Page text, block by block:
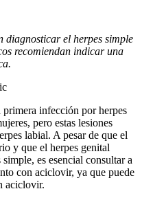
diagnosticar el herpes simple
recomiendan indicar una
primera infección por herpes
pero estas lesiones
labial. A pesar de que el
y que el herpes genital
es esencial consultar a
con aciclovir, ya que puede
aciclovir.